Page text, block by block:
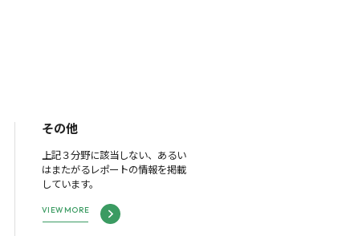
その他
上記３分野に該当しない、あるい
はまたがるレポートの情報を掲載
しています。
VIEW MORE